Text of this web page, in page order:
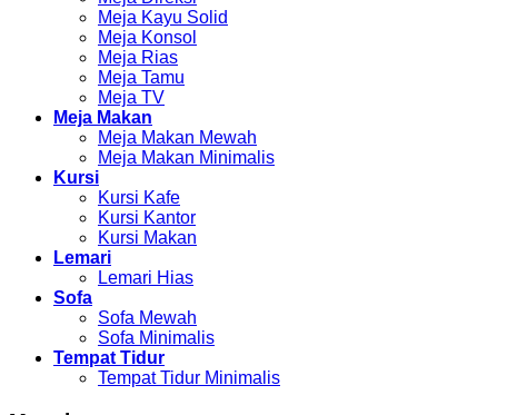
Meja Kayu Solid
Meja Konsol
Meja Rias
Meja Tamu
Meja TV
Meja Makan
Meja Makan Mewah
Meja Makan Minimalis
Kursi
Kursi Kafe
Kursi Kantor
Kursi Makan
Lemari
Lemari Hias
Sofa
Sofa Mewah
Sofa Minimalis
Tempat Tidur
Tempat Tidur Minimalis